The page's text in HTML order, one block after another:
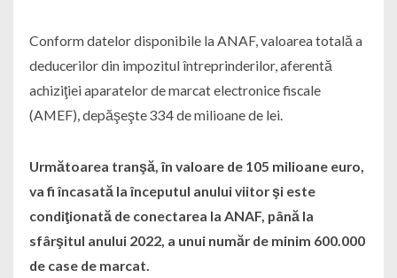
Conform datelor disponibile la ANAF, valoarea totală a
deducerilor din impozitul întreprinderilor, aferentă
achiziţiei aparatelor de marcat electronice fiscale
(AMEF), depăşeşte 334 de milioane de lei.
Următoarea tranşă, în valoare de 105 milioane euro,
va fi încasată la începutul anului viitor şi este
condiţionată de conectarea la ANAF, până la
sfârşitul anului 2022, a unui număr de minim 600.000
de case de marcat.